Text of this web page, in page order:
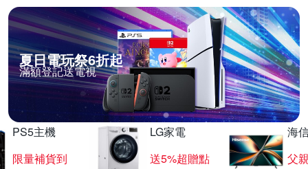
夏日電玩祭6折起
滿額登記送電視
PS5主機
限量補貨到
LG家電
送5%超贈點
海
父